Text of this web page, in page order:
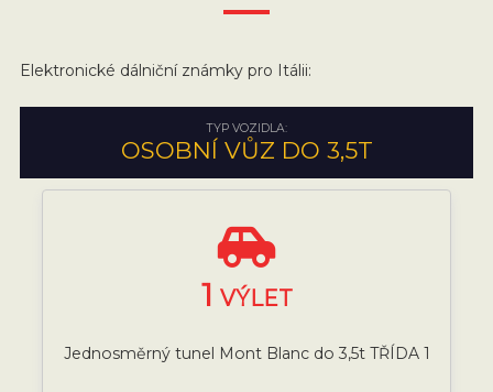
Elektronické dálniční známky pro Itálii:
TYP VOZIDLA:
OSOBNÍ VŮZ DO 3,5T
1 VÝLET
Jednosměrný tunel Mont Blanc do 3,5t TŘÍDA 1